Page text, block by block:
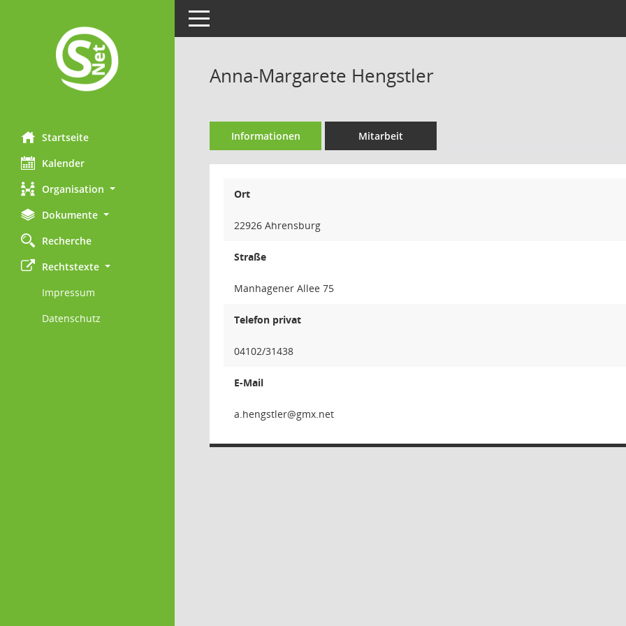
Startseite
Kalender
Organisation
Dokumente
Recherche
Rechtstexte
Impressum
Datenschutz
Toggle navigation
Anna-Margarete Hengstler
Informationen Mitarbeit
Ort
22926 Ahrensburg
Straße
Manhagener Allee 75
Telefon privat
04102/31438
E-Mail
relts